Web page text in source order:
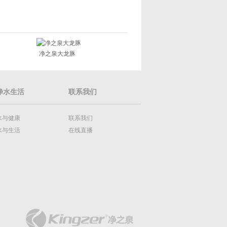
净之泉大龙豚
水生活
与健康
与生活
联系我们
联系我们
在线直播